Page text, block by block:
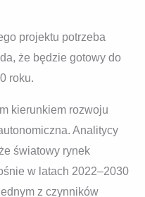
projektu potrzeba
że będzie gotowy do
roku.
kierunkiem rozwoju
Analitycy
światowy rynek
w latach 2022–2030
z czynników